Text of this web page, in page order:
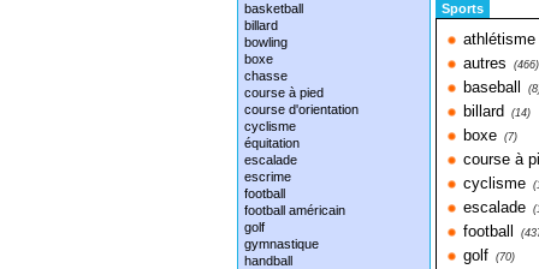
basketball
billard
bowling
boxe
chasse
course à pied
course d'orientation
cyclisme
équitation
escalade
escrime
football
football américain
golf
gymnastique
handball
Sports
athlétisme
autres (466)
baseball
billard (14)
boxe (7)
course à
cyclisme
escalade
football
golf (70)